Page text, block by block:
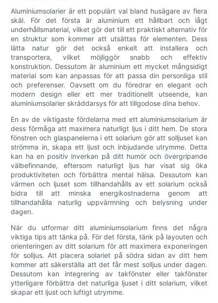
Aluminiumsolarier är ett populärt val bland husägare av flera
skäl. För det första är aluminium ett hållbart och lågt
underhållsmaterial, vilket gör det till ett praktiskt alternativ för
en struktur som kommer att utsättas för elementen. Dess
lätta natur gör det också enkelt att installera och
transportera, vilket möjliggör snabb och effektiv
konstruktion. Dessutom är aluminium ett mycket mångsidigt
material som kan anpassas för att passa din personliga stil
och preferenser. Oavsett om du föredrar en elegant och
modern design eller ett mer traditionellt utseende, kan
aluminiumsolarier skräddarsys för att tillgodose dina behov.
En av de viktigaste fördelarna med ett aluminiumsolarium är
dess förmåga att maximera naturligt ljus i ditt hem. De stora
fönstren och glaspanelerna i ett solarium gör att solljuset kan
strömma in, skapa ett ljust och inbjudande utrymme. Detta
kan ha en positiv inverkan på ditt humör och övergripande
välbefinnande, eftersom naturligt ljus har visat sig öka
produktiviteten och förbättra mental hälsa. Dessutom kan
värmen och ljuset som tillhandahålls av ett solarium också
bidra till att minska energikostnaderna genom att
tillhandahålla naturlig uppvärmning och belysning under
dagen.
När du utformar ditt aluminiumsolarium finns det några
viktiga tips att tänka på. För det första, tänk på layouten och
orienteringen av ditt solarium för att maximera exponeringen
för solljus. Att placera solariet på södra sidan av ditt hem
kommer att säkerställa att det får mest solljus under dagen.
Dessutom kan integrering av takfönster eller takfönster
ytterligare förbättra det naturliga ljuset i ditt solarium, vilket
skapar ett ljust och luftigt utrymme.